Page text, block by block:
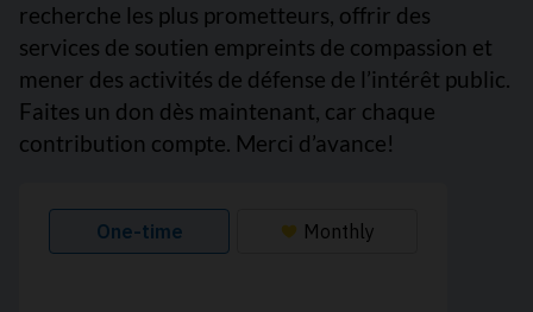
recherche les plus prometteurs, offrir des
services de soutien empreints de compassion et
mener des activités de défense de l’intérêt public.
Faites un don dès maintenant, car chaque
contribution compte. Merci d’avance!